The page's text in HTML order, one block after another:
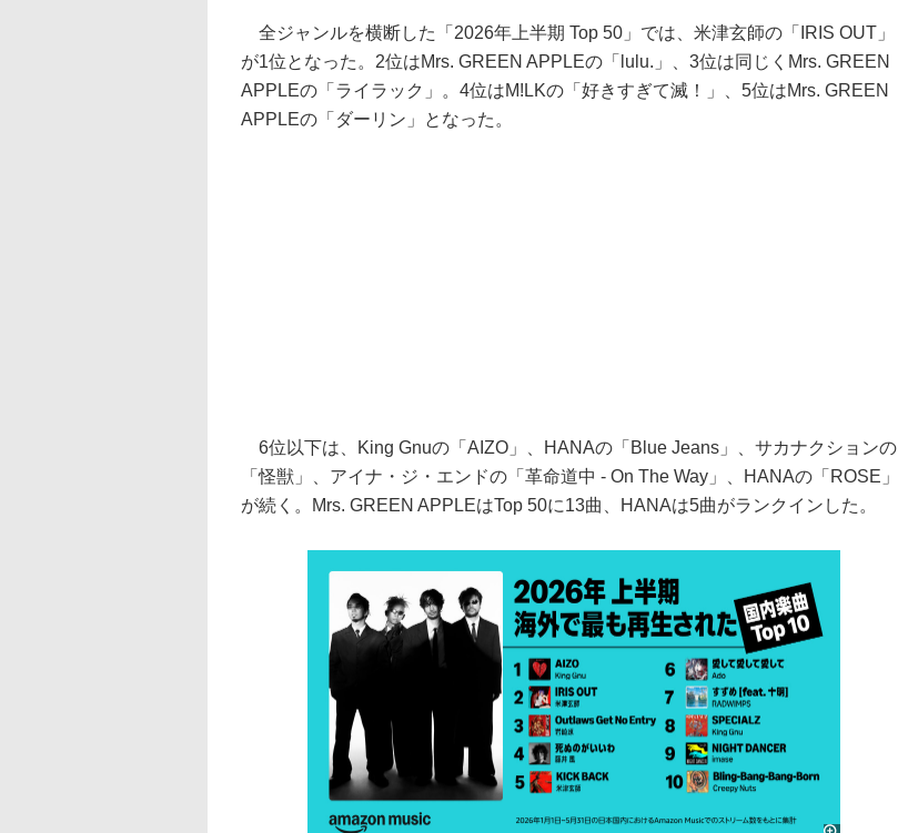
全ジャンルを横断した「2026年上半期 Top 50」では、米津玄師の「IRIS OUT」
が1位となった。2位はMrs. GREEN APPLEの「lulu.」、3位は同じくMrs. GREEN
APPLEの「ライラック」。4位はM!LKの「好きすぎて滅！」、5位はMrs. GREEN
APPLEの「ダーリン」となった。
6位以下は、King Gnuの「AIZO」、HANAの「Blue Jeans」、サカナクションの
「怪獣」、アイナ・ジ・エンドの「革命道中 - On The Way」、HANAの「ROSE」
が続く。Mrs. GREEN APPLEはTop 50に13曲、HANAは5曲がランクインした。